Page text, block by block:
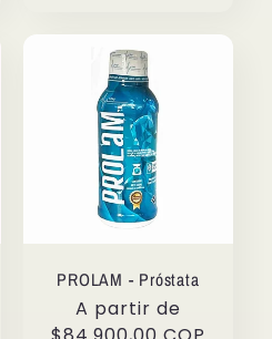
PROLAM - Próstata
Precio
A partir de